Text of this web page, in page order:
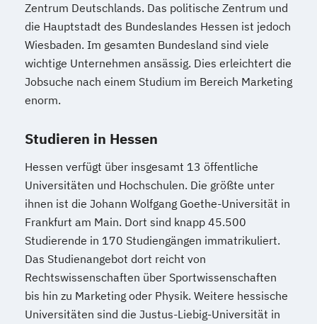
Zentrum Deutschlands. Das politische Zentrum und
die Hauptstadt des Bundeslandes Hessen ist jedoch
Wiesbaden. Im gesamten Bundesland sind viele
wichtige Unternehmen ansässig. Dies erleichtert die
Jobsuche nach einem Studium im Bereich Marketing
enorm.
Studieren in Hessen
Hessen verfügt über insgesamt 13 öffentliche
Universitäten und Hochschulen. Die größte unter
ihnen ist die Johann Wolfgang Goethe-Universität in
Frankfurt am Main. Dort sind knapp 45.500
Studierende in 170 Studiengängen immatrikuliert.
Das Studienangebot dort reicht von
Rechtswissenschaften über Sportwissenschaften
bis hin zu Marketing oder Physik. Weitere hessische
Universitäten sind die Justus-Liebig-Universität in